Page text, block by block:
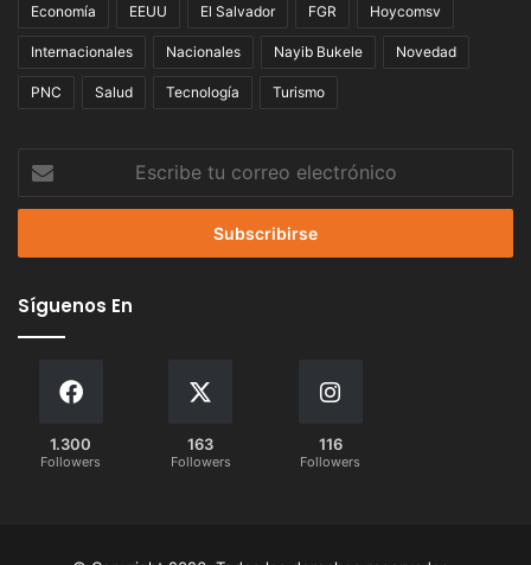
Economía EEUU El Salvador FGR Hoycomsv
Internacionales Nacionales Nayib Bukele Novedad
PNC Salud Tecnología Turismo
correo
Síguenos En
1.300
Followers
163
Followers
116
Followers